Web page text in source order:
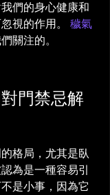
們的身心健康和
視的作用。 穢氣
關注的。
門禁忌解
格局，尤其是臥
為是一種容易引
是小事，因為它